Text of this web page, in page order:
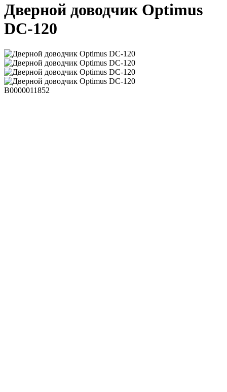
Дверной доводчик Optimus
DC-120
В0000011852